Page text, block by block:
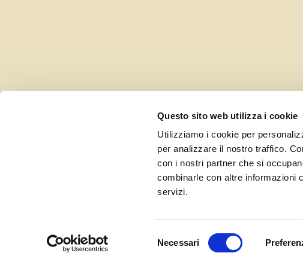
Questo sito web utilizza i cookie
Utilizziamo i cookie per
per analizzare il nostro traffico.
con i nostri partner che si
combinarle con altre informazioni
servizi.
Necessari
Curato da UOLLI, con l’amorevole complicità diEnsoul